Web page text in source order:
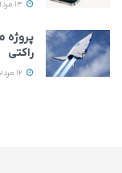
پروژه
راکتی